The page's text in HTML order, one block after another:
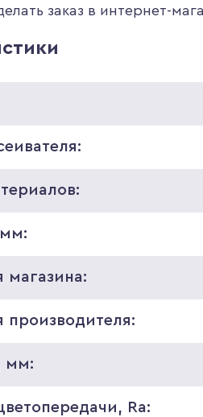
заказ в интернет-
магазина:
производителя:
мм:
Ra: